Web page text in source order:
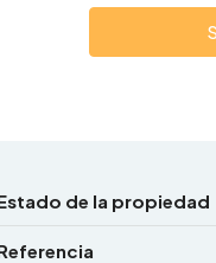
de la propiedad